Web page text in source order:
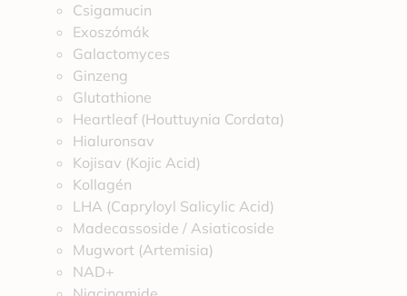
Csigamucin
Exoszómák
Galactomyces
Ginzeng
Glutathione
Heartleaf (Houttuynia Cordata)
Hialuronsav
Kojisav (Kojic Acid)
Kollagén
LHA (Capryloyl Salicylic Acid)
Madecassoside / Asiaticoside
Mugwort (Artemisia)
NAD+